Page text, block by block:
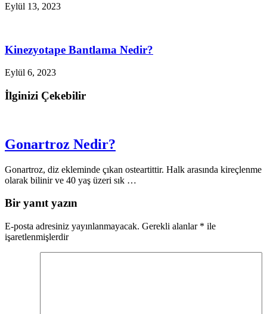
Eylül 13, 2023
Kinezyotape Bantlama Nedir?
Eylül 6, 2023
İlginizi Çekebilir
Gonartroz Nedir?
Gonartroz, diz ekleminde çıkan osteartittir. Halk arasında kireçlenme
olarak bilinir ve 40 yaş üzeri sık …
Bir yanıt yazın
E-posta adresiniz yayınlanmayacak. Gerekli alanlar * ile
işaretlenmişlerdir